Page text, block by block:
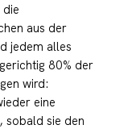
die
aus der
jedem alles
80% der
wird:
eine
sobald sie den